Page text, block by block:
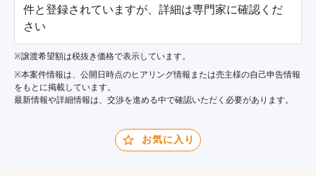
件と登録されていますが、詳細は専門家に確認くだ
さい
※譲渡希望額は税抜き価格で表示しています。
※本案件情報は、公開日時点のヒアリング情報または売主様の自己申告情報
をもとに掲載しています。
最新情報や詳細情報は、交渉を進める中で確認いただく必要があります。
お気に入り